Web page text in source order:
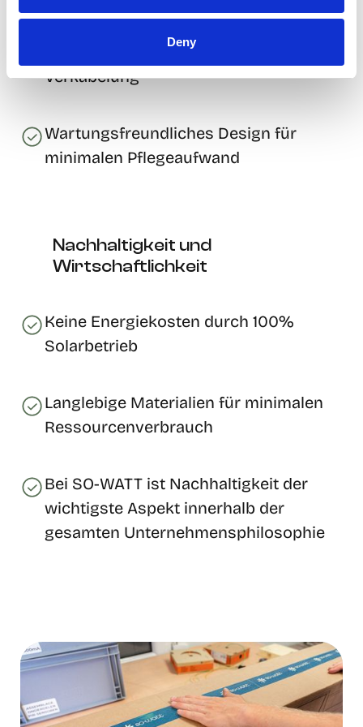
Deny
Installation ohne Stromanschluss und
Verkabelung
Wartungsfreundliches Design für
minimalen Pflegeaufwand
Nachhaltigkeit und
Wirtschaftlichkeit
Keine Energiekosten durch 100%
Solarbetrieb
Langlebige Materialien für minimalen
Ressourcenverbrauch
Bei SO-WATT ist Nachhaltigkeit der
wichtigste Aspekt innerhalb der
gesamten Unternehmensphilosophie